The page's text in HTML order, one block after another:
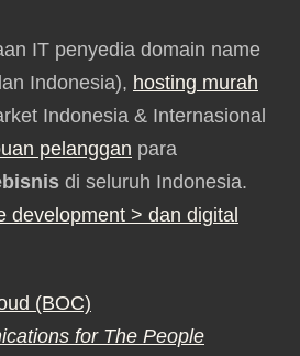
IT penyedia domain name
Indonesia), hosting murah
Indonesia & Internasional
pelanggan para
di seluruh Indonesia.
development > dan digital
(BOC)
for The People